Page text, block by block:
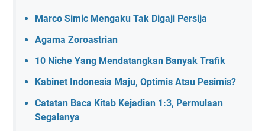
Marco Simic Mengaku Tak Digaji Persija
Agama Zoroastrian
10 Niche Yang Mendatangkan Banyak Trafik
Kabinet Indonesia Maju, Optimis Atau Pesimis?
Catatan Baca Kitab Kejadian 1:3, Permulaan
Segalanya